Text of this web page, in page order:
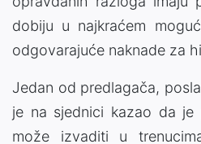
dobiju u najkraćem
odgovarajuće naknade za
Jedan od predlagača,
je na sjednici kazao da
može izvaditi u